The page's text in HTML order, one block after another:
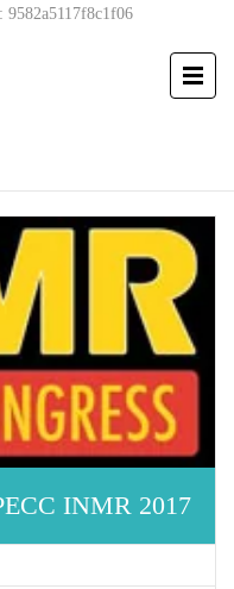
9582a5117f8c1f06
INMR 2017